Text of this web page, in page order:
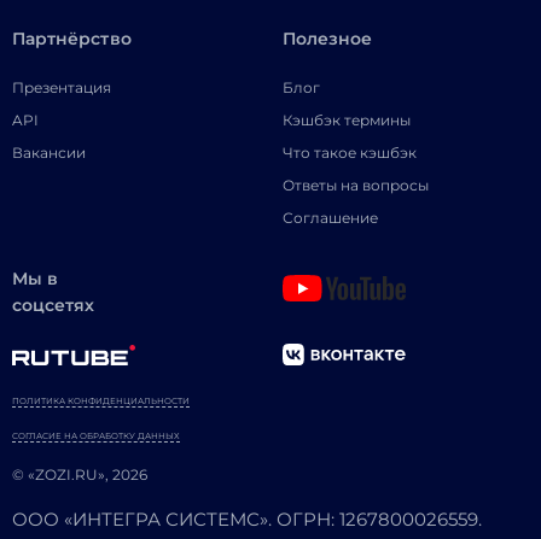
Партнёрство
Презентация
API
Вакансии
Полезное
Блог
Кэшбэк термины
Что такое кэшбэк
Ответы на вопросы
Соглашение
Мы в
соцсетях
© «ZOZI.RU», 2026
ПОЛИТИКА КОНФИДЕНЦИАЛЬНОСТИ
СОГЛАСИЕ НА ОБРАБОТКУ ДАННЫХ
ООО «ИНТЕГРА СИСТЕМС». ОГРН: 1267800026559.